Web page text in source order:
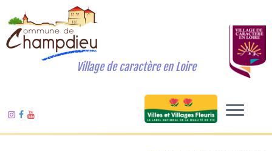
Village de caractère en Loire